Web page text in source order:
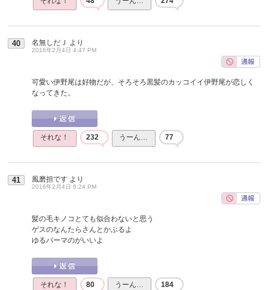
40 名無しだＪ より
2016年2月4日 4:47 PM
可愛い伊野尾は好物だが、そろそろ黒髪のカッコイイ伊野尾が恋しく
なってきた。
それな！ 232 うーん… 77
41 風磨担です より
2016年2月4日 6:24 PM
髪の毛キノコとても似合わないと思う
ゲスのなんたらさんとかぶるよ
ゆるパーマのがいいよ
それな！ 80 うーん… 184